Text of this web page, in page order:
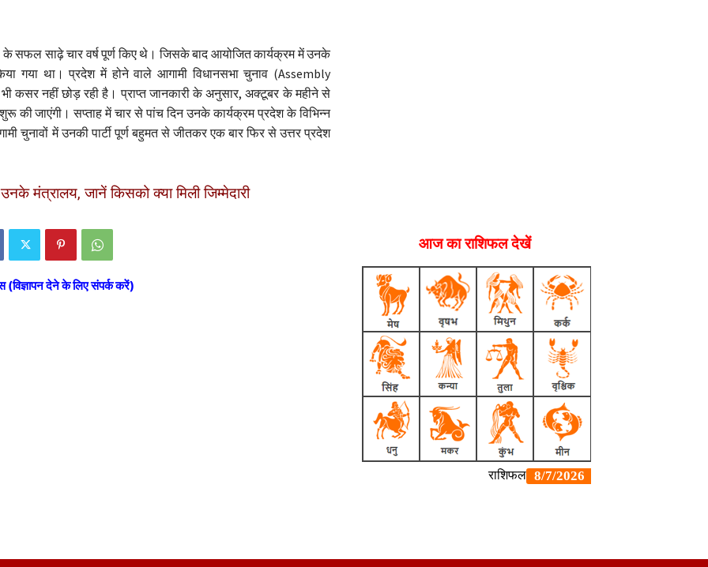
के सफल साढ़े चार वर्ष पूर्ण किए थे। जिसके बाद आयोजित कार्यक्रम में उनके
गया था। प्रदेश में होने वाले आगामी विधानसभा चुनाव (Assembly
कसर नहीं छोड़ रही है। प्राप्त जानकारी के अनुसार, अक्टूबर के महीने से
की जाएंगी। सप्ताह में चार से पांच दिन उनके कार्यक्रम प्रदेश के विभिन्न
चुनावों में उनकी पार्टी पूर्ण बहुमत से जीतकर एक बार फिर से उत्तर प्रदेश
मंत्रालय, जानें किसको क्या मिली जिम्मेदारी
(विज्ञापन देने के लिए संपर्क करें)
आज का राशिफल देखें